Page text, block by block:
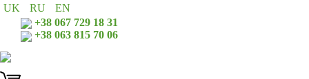
UK RU
EN
+38 067 729 18 31
+38 063 815 70 06